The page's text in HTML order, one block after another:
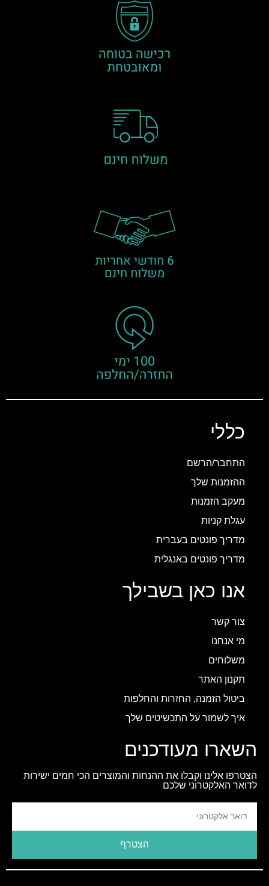
כללי
התחבר/הרשם
ההזמנות שלך
מעקב הזמנות
עגלת קניות
מדריך פונטים בעברית
מדריך פונטים באנגלית
אנו כאן בשבילך
צור קשר
מי אנחנו
משלוחים
תקנון האתר
ביטול הזמנה, החזרות והחלפות
איך לשמור על התכשיטים שלך
השארו מעודכנים
הצטרפו אלינו וקבלו את ההנחות והמוצרים הכי חמים ישירות
לדואר האלקטרוני שלכם
הצטרף